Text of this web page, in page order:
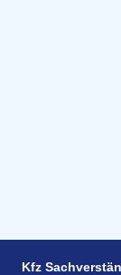
Kfz